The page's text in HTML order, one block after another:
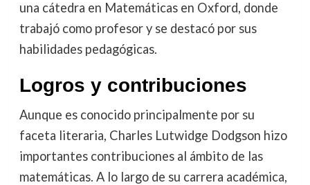
una cátedra en Matemáticas en Oxford, donde
trabajó como profesor y se destacó por sus
habilidades pedagógicas.
Logros y contribuciones
Aunque es conocido principalmente por su
faceta literaria, Charles Lutwidge Dodgson hizo
importantes contribuciones al ámbito de las
matemáticas. A lo largo de su carrera académica,